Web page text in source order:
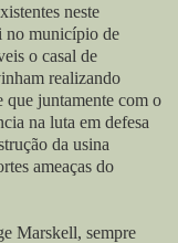
neste
no município de
o casal de
realizando
que juntamente com o
na luta em defesa
da usina
ameaças do
Marskell, sempre